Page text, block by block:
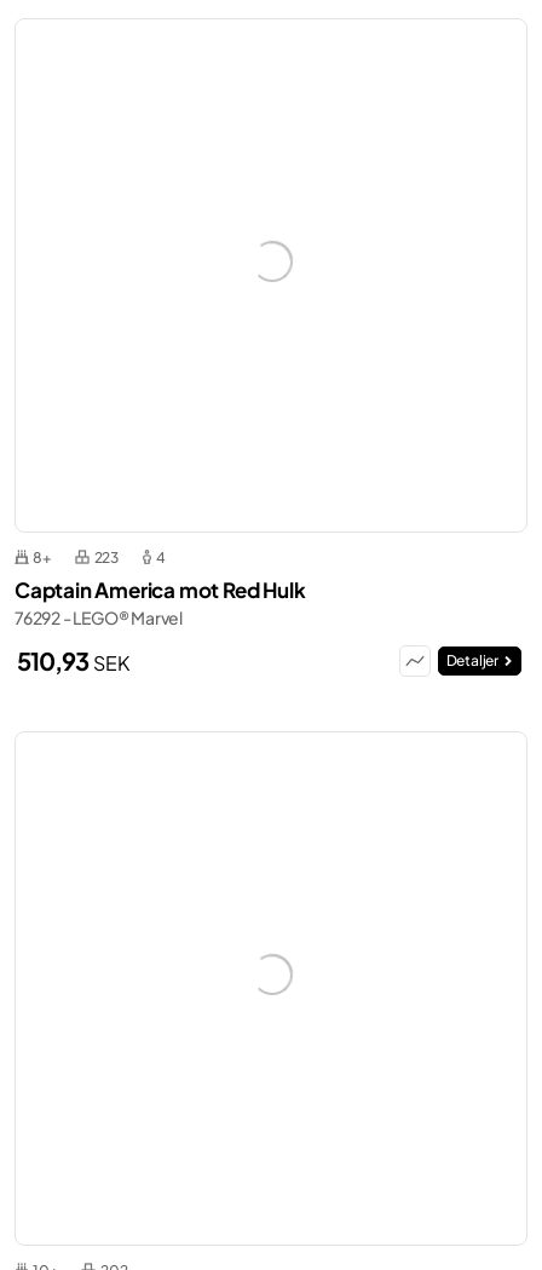
8+ 223 4
Captain America mot Red Hulk
76292 - LEGO® Marvel
510,93SEK Detaljer